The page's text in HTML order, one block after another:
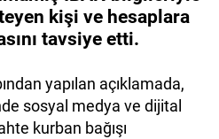
kişi ve hesaplara
tavsiye etti.
yapılan açıklamada,
sosyal medya ve dijital
kurban bağışı